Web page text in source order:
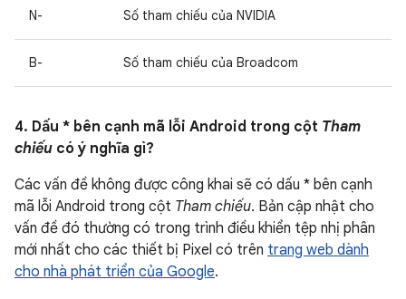
N- Số tham chiếu của NVIDIA
B- Số tham chiếu của Broadcom
4. Dấu * bên cạnh mã lỗi Android trong cột Tham
chiếu có ý nghĩa gì?
Các vấn đề không được công khai sẽ có dấu * bên cạnh
mã lỗi Android trong cột Tham chiếu. Bản cập nhật cho
vấn đề đó thường có trong trình điều khiển tệp nhị phân
mới nhất cho các thiết bị Pixel có trên trang web dành
cho nhà phát triển của Google.